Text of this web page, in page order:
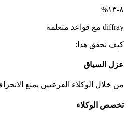
٨-١٣%
diffray مع قواعد متعلمة
كيف نحقق هذا:
عزل السياق
من خلال الوكلاء الفرعيين يمنع
تخصص الوكلاء